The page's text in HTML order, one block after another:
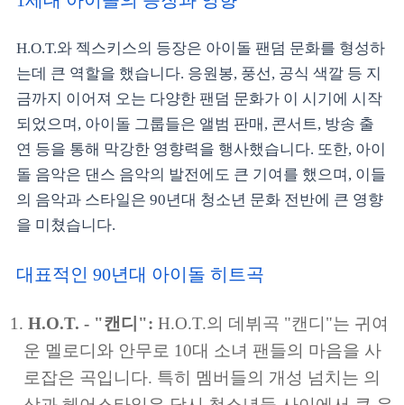
H.O.T.와 젝스키스의 등장은 아이돌 팬덤 문화를 형성하
는데 큰 역할을 했습니다. 응원봉, 풍선, 공식 색깔 등 지
금까지 이어져 오는 다양한 팬덤 문화가 이 시기에 시작
되었으며, 아이돌 그룹들은 앨범 판매, 콘서트, 방송 출
연 등을 통해 막강한 영향력을 행사했습니다. 또한, 아이
돌 음악은 댄스 음악의 발전에도 큰 기여를 했으며, 이들
의 음악과 스타일은 90년대 청소년 문화 전반에 큰 영향
을 미쳤습니다.
대표적인 90년대 아이돌 히트곡
H.O.T. - "캔디": H.O.T.의 데뷔곡 "캔디"는 귀여
운 멜로디와 안무로 10대 소녀 팬들의 마음을 사
로잡은 곡입니다. 특히 멤버들의 개성 넘치는 의